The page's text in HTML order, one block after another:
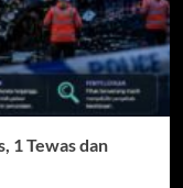
1 Tewas dan